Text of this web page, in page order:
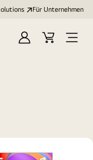
Für Unternehmen
Anmelden
Cart
Open